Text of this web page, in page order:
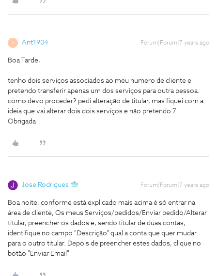
A Ant1904 Forum|Forum|7 years ago
Boa Tarde,
tenho dois serviços associados ao meu numero de cliente e
pretendo transferir apenas um dos serviços para outra pessoa.
como devo proceder? pedi alteração de titular, mas fiquei com a
ideia que vai alterar dois dois serviços e não pretendo.7
Obrigada
Jose Rodrigues Forum|Forum|7 years ago
Boa noite, conforme está explicado mais acima é só entrar na
área de cliente, Os meus Serviços/pedidos/Enviar pedido/Alterar
titular, preencher os dados e, sendo titular de duas contas,
identifique no campo "Descrição" qual a conta que quer mudar
para o outro titular. Depois de preencher estes dados, clique no
botão "Enviar Email"